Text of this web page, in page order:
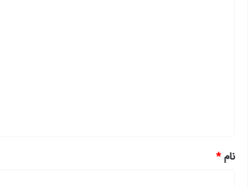
نام*